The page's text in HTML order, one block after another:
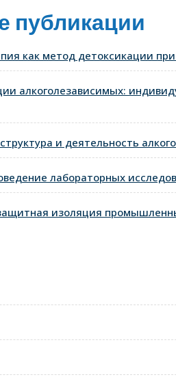
публикации
как метод детоксикации
алкоголезависимых:
и деятельность
лабораторных
изоляция